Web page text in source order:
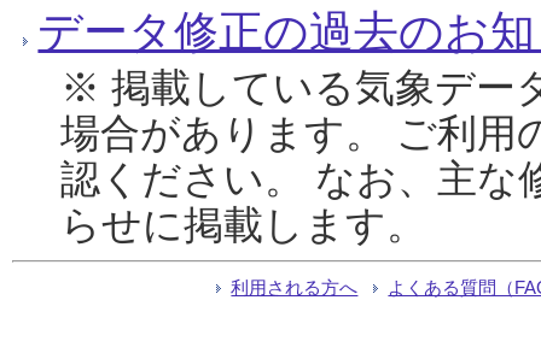
データ修正の過去のお
※ 掲載している気象デー
場合があります。 ご利用
認ください。 なお、主な
らせに掲載します。
利用される方へ よくある質問（